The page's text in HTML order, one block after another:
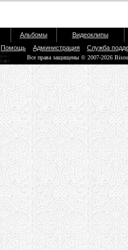
Альбомы
Видеоклипы
Помощь Администрация Служба
Все права защищены © 2007-2026